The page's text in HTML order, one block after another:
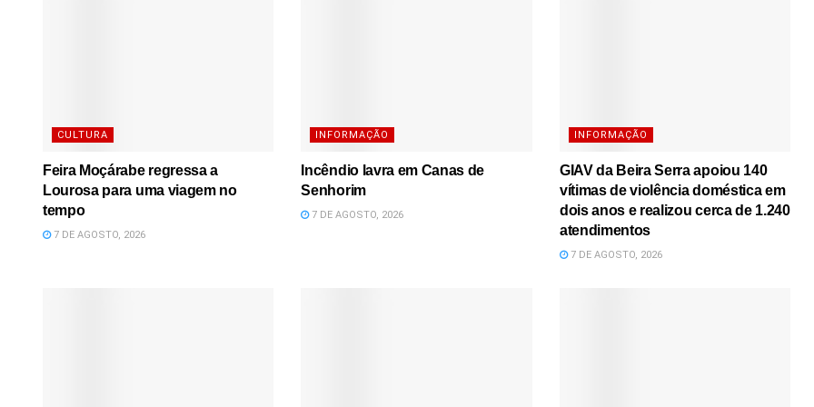
CULTURA
Feira Moçárabe regressa a
Lourosa para uma viagem no
tempo
7 DE AGOSTO, 2026
INFORMAÇÃO
Incêndio lavra em Canas de
Senhorim
7 DE AGOSTO, 2026
INFORMAÇÃO
GIAV da Beira Serra apoiou 140
vítimas de violência doméstica em
dois anos e realizou cerca de 1.240
atendimentos
7 DE AGOSTO, 2026